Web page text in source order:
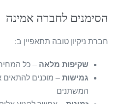
הסימנים לחברה אמינה
חברת ניקיון טובה תתאפיין ב:
שקיפות מלאה– כל
גמישות– מוכנים להתאים
המשתנים